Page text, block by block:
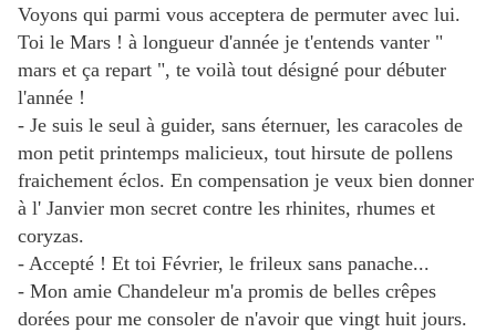
Voyons qui parmi vous acceptera de permuter avec lui.
Toi le Mars ! à longueur d'année je t'entends vanter "
mars et ça repart ", te voilà tout désigné pour débuter
l'année !
- Je suis le seul à guider, sans éternuer, les caracoles de
mon petit printemps malicieux, tout hirsute de pollens
fraichement éclos. En compensation je veux bien donner
à l' Janvier mon secret contre les rhinites, rhumes et
coryzas.
- Accepté ! Et toi Février, le frileux sans panache...
- Mon amie Chandeleur m'a promis de belles crêpes
dorées pour me consoler de n'avoir que vingt huit jours.